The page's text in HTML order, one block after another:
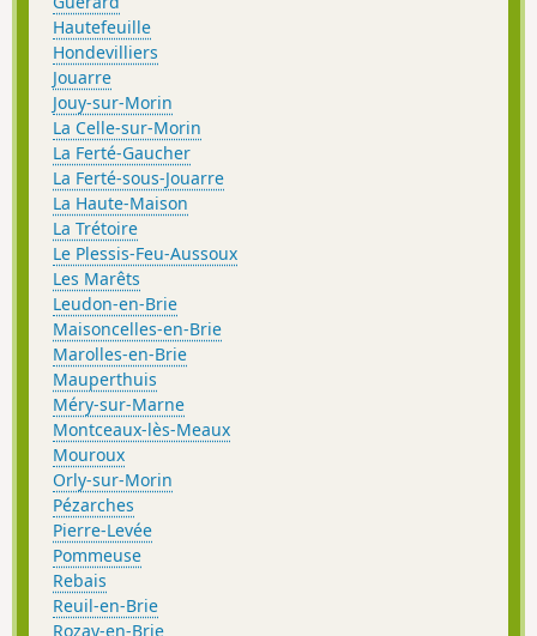
Hautefeuille
Hondevilliers
Jouarre
Jouy-sur-Morin
La Celle-sur-Morin
La Ferté-Gaucher
La Ferté-sous-Jouarre
La Haute-Maison
La Trétoire
Le Plessis-Feu-Aussoux
Les Marêts
Leudon-en-Brie
Maisoncelles-en-Brie
Marolles-en-Brie
Mauperthuis
Méry-sur-Marne
Montceaux-lès-Meaux
Mouroux
Orly-sur-Morin
Pézarches
Pierre-Levée
Pommeuse
Rebais
Reuil-en-Brie
Rozay-en-Brie